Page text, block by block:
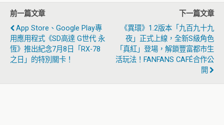
前一篇文章
App Store、Google Play專
用應用程式《SD高達 G世代 永
恆》推出紀念7月8日「RX-78
之日」的特別關卡！
下一篇文章
《異環》1.2版本「九百九十九
夜」正式上線，全新S級角色
「真紅」登場，解鎖豐富都市生
活玩法！FANFANS CAFÉ合作公
開